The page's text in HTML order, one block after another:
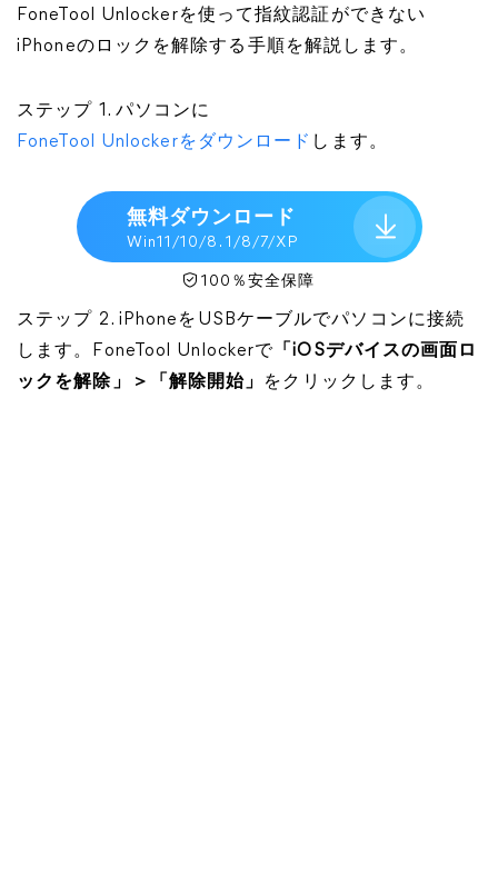
FoneTool Unlockerを使って指紋認証ができない
iPhoneのロックを解除する手順を解説します。
ステップ 1. パソコンに
FoneTool Unlockerをダウンロード します。
無料ダウンロード
Win11/10/8. 1/8/7/XP
100％安全保障
ステップ 2. iPhoneをUSBケーブルでパソコンに接続
します。FoneTool Unlockerで 「iOSデバイスの画面ロ
ックを解除」＞「解除開始」
をクリックします。